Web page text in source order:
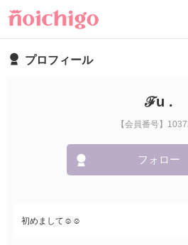
プロフィール
ℱu .
【会員番号】
フォロー
初めまして☺︎☺︎